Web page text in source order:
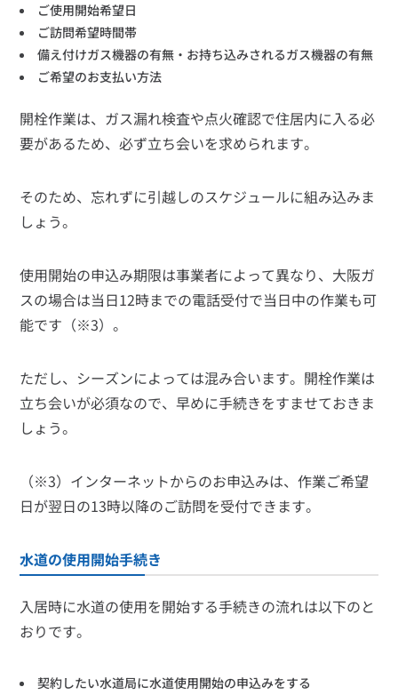
ご使用開始希望日
ご訪問希望時間帯
備え付けガス機器の有無・お持ち込みされるガス機器の有無
ご希望のお支払い方法
開栓作業は、ガス漏れ検査や点火確認で住居内に入る必
要があるため、必ず立ち会いを求められます。
そのため、忘れずに引越しのスケジュールに組み込みま
しょう。
使用開始の申込み期限は事業者によって異なり、大阪ガ
スの場合は当日12時までの電話受付で当日中の作業も可
能です（※3）。
ただし、シーズンによっては混み合います。開栓作業は
立ち会いが必須なので、早めに手続きをすませておきま
しょう。
（※3）インターネットからのお申込みは、作業ご希望
日が翌日の13時以降のご訪問を受付できます。
水道の使用開始手続き
入居時に水道の使用を開始する手続きの流れは以下のと
おりです。
契約したい水道局に水道使用開始の申込みをする